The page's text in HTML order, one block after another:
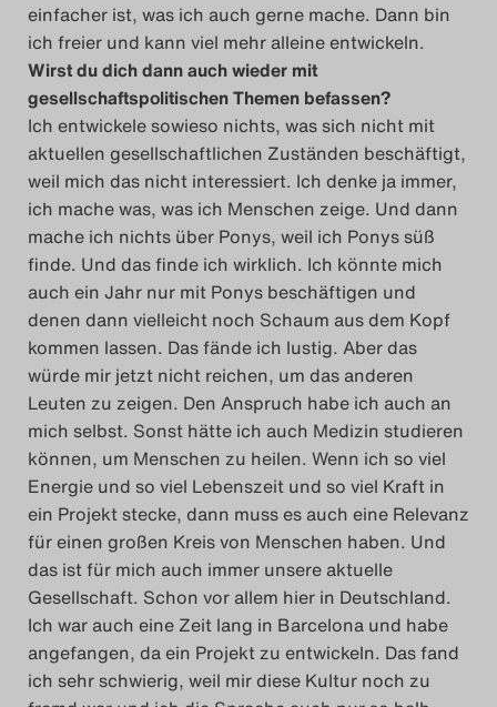
einfacher ist, was ich auch gerne mache. Dann bin
ich freier und kann viel mehr alleine entwickeln.
Wirst du dich dann auch wieder mit
gesellschaftspolitischen Themen befassen?
Ich entwickele sowieso nichts, was sich nicht mit
aktuellen gesellschaftlichen Zuständen beschäftigt,
weil mich das nicht interessiert. Ich denke ja immer,
ich mache was, was ich Menschen zeige. Und dann
mache ich nichts über Ponys, weil ich Ponys süß
finde. Und das finde ich wirklich. Ich könnte mich
auch ein Jahr nur mit Ponys beschäftigen und
denen dann vielleicht noch Schaum aus dem Kopf
kommen lassen. Das fände ich lustig. Aber das
würde mir jetzt nicht reichen, um das anderen
Leuten zu zeigen. Den Anspruch habe ich auch an
mich selbst. Sonst hätte ich auch Medizin studieren
können, um Menschen zu heilen. Wenn ich so viel
Energie und so viel Lebenszeit und so viel Kraft in
ein Projekt stecke, dann muss es auch eine Relevanz
für einen großen Kreis von Menschen haben. Und
das ist für mich auch immer unsere aktuelle
Gesellschaft. Schon vor allem hier in Deutschland.
Ich war auch eine Zeit lang in Barcelona und habe
angefangen, da ein Projekt zu entwickeln. Das fand
ich sehr schwierig, weil mir diese Kultur noch zu